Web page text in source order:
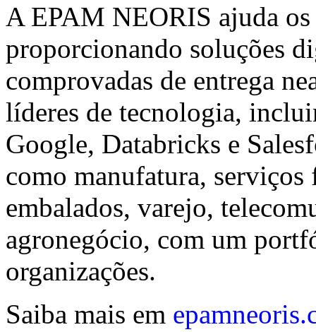
A EPAM NEORIS ajuda os
proporcionando soluções
comprovadas de entrega
líderes de tecnologia,
Google, Databricks e
como manufatura,
embalados, varejo,
agronegócio, com um
organizações.
Saiba mais em